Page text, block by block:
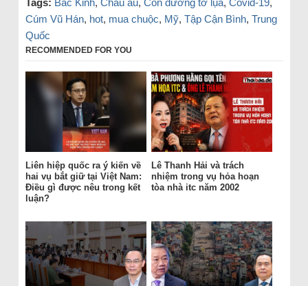
Tags: Bắc Kinh, Châu âu, Con đường tơ lụa, Covid-19,
Cúm Vũ Hán, hot, mua chuộc, Mỹ, Tập Cận Bình, Trung
Quốc
RECOMMENDED FOR YOU
Liên hiệp quốc ra ý kiến về
hai vụ bắt giữ tại Việt Nam:
Điều gì được nêu trong kết
luận?
Lê Thanh Hải và trách
nhiệm trong vụ hỏa hoạn
tòa nhà itc năm 2002